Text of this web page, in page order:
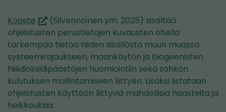
Kooste (siirryt
toiseen
palveluun)
(Silvennoinen ym. 2025) sisältää
ohjeistusten perustietojen kuvausten ohella
tarkempaa tietoa niiden sisällöstä muun muassa
systeemirajaukseen, maankäytön ja biogeenisten
hiilidioksidipäästöjen huomiointiin sekä sähkön
kulutuksen mallintamiseen liittyen. Lisäksi listataan
ohjeistusten käyttöön liittyviä mahdollisia haasteita ja
heikkouksia.